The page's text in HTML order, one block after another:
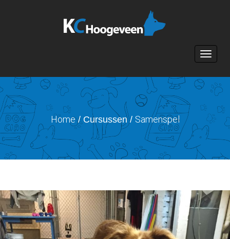
Toggle
Home/ Cursussen / Samenspel